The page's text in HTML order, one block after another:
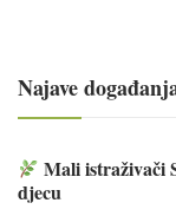
Najave
Mali istraživači
djecu